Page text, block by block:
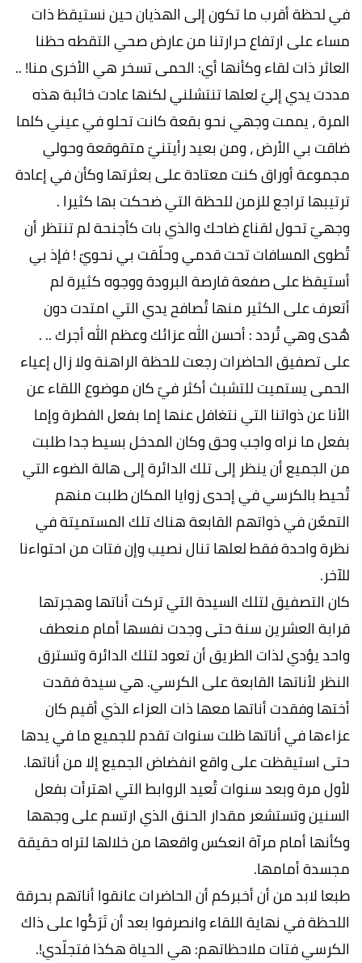
في لحظة أقرب ما تكون إلى الهذيان حين نستيقظ ذات
مساء على ارتفاع حرارتنا من عارض صحي التقطه حظنا
العاثر ذات لقاء وكأنها أي: الحمى تسخر هي الأخرى منا! ..
مددت يدي إليّ لعلها تنتشلني لكنها عادت خائبة هذه
المرة ، يممت وجهي نحو بقعة كانت تحلو في عيني كلما
ضاقت بي الأرض ، ومن بعيد رأيتنيّ متقوقعة وحولي
مجموعة أوراق كنت معتادة على بعثرتها وكأن في إعادة
ترتيبها تراجع للزمن للحظة التي ضحكت بها كثيرا .
وجهيّ تحول لقناع ضاحك والذي بات كأجنحة لم تنتظر أن
تُطوى المسافات تحت قدمي وحلّقت بي نحويّ ! فإذ بي
أستيقظ على صفعة قارصة البرودة ووجوه كثيرة لم
أتعرف على الكثير منها تُصافح يدي التي امتدت دون
هُدى وهي تُردد : أحسن الله عزائك وعظم الله أجرك .. .
على تصفيق الحاضرات رجعت للحظة الراهنة ولا زال إعياء
الحمى يستميت للتشبث أكثر فيّ كان موضوع اللقاء عن
الأنا عن ذواتنا التي نتغافل عنها إما بفعل الفطرة وإما
بفعل ما نراه واجب وحق وكان المدخل بسيط جدا طلبت
من الجميع أن ينظر إلى تلك الدائرة إلى هالة الضوء التي
تُحيط بالكرسي في إحدى زوايا المكان طلبت منهم
التمعّن في ذواتهم القابعة هناك تلك المستميتة في
نظرة واحدة فقط لعلها تنال نصيب وإن فتات من احتواءنا
للآخر.
كان التصفيق لتلك السيدة التي تركت أناتها وهجرتها
قرابة العشرين سنة حتى وجدت نفسها أمام منعطف
واحد يؤدي لذات الطريق أن تعود لتلك الدائرة وتسترق
النظر لأناتها القابعة على الكرسي. هي سيدة فقدت
أختها وفقدت أناتها معها ذات العزاء الذي أقيم كان
عزاءها في أناتها ظلت سنوات تقدم للجميع ما في يدها
حتى استيقظت على واقع انفضاض الجميع إلا من أناتها.
لأول مرة وبعد سنوات تُعيد الروابط التي اهترأت بفعل
السنين وتستشعر مقدار الحنق الذي ارتسم على وجهها
وكأنها أمام مرآة انعكس واقعها من خلالها لتراه حقيقة
مجسدة أمامها.
طبعا لابد من أن أخبركم أن الحاضرات عانقوا أناتهم بحرقة
اللحظة في نهاية اللقاء وانصرفوا بعد أن تَرَكُوا على ذاك
الكرسي فتات ملاحظاتهم: هي الحياة هكذا فتجلّدي!.